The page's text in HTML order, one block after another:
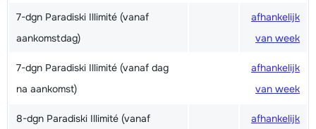
7-dgn Paradiski Illimité (vanaf
aankomstdag)
afhankelijk
van week
7-dgn Paradiski Illimité (vanaf dag
na aankomst)
afhankelijk
van week
8-dgn Paradiski Illimité (vanaf
afhankelijk